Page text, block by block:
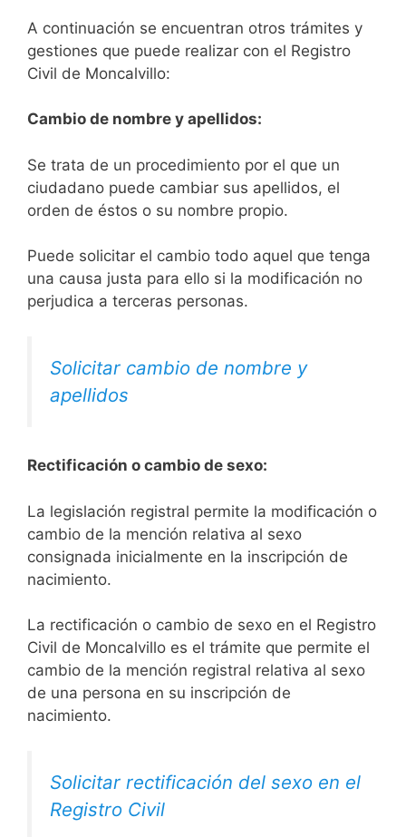
A continuación se encuentran otros trámites y
gestiones que puede realizar con el Registro
Civil de Moncalvillo:
Cambio de nombre y apellidos:
Se trata de un procedimiento por el que un
ciudadano puede cambiar sus apellidos, el
orden de éstos o su nombre propio.
Puede solicitar el cambio todo aquel que tenga
una causa justa para ello si la modificación no
perjudica a terceras personas.
Solicitar cambio de nombre y
apellidos
Rectificación o cambio de sexo:
La legislación registral permite la modificación o
cambio de la mención relativa al sexo
consignada inicialmente en la inscripción de
nacimiento.
La rectificación o cambio de sexo en el Registro
Civil de Moncalvillo es el trámite que permite el
cambio de la mención registral relativa al sexo
de una persona en su inscripción de
nacimiento.
Solicitar rectificación del sexo en el
Registro Civil